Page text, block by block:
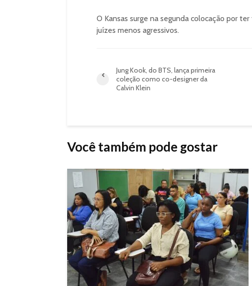
O Kansas surge na segunda colocação por
juízes menos agressivos.
Jung Kook, do BTS, lança primeira
coleção como co-designer da
Calvin Klein
Você também pode gostar